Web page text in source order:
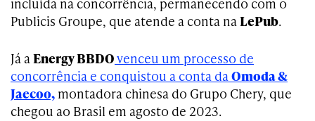
Publicis Groupe, que atende a conta naLePub.
Já aEnergy BBDOvenceu um processo de
concorrência e conquistou a conta daOmoda &
Jaecoo, montadora chinesa do Grupo Chery, que
chegou ao Brasil em agosto de 2023.